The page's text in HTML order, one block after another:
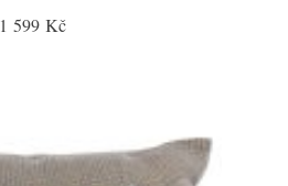
1 599 Kč